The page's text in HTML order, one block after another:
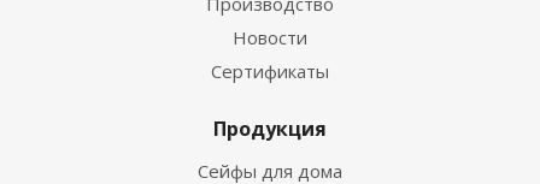
Новости
Сертификаты
Продукция
Сейфы для дома